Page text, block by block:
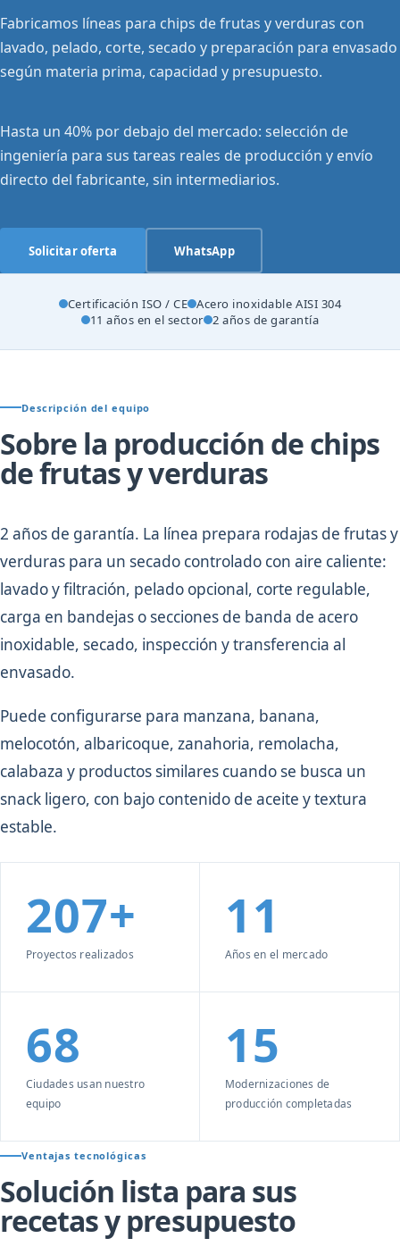
Fabricamos líneas para chips de frutas y verduras con
lavado, pelado, corte, secado y preparación para envasado
según materia prima, capacidad y presupuesto.
Hasta un 40% por debajo del mercado: selección de
ingeniería para sus tareas reales de producción y envío
directo del fabricante, sin intermediarios.
Solicitar oferta WhatsApp
Certificación ISO / CE Acero inoxidable AISI 304
11 años en el sector 2 años de garantía
Descripción del equipo
Sobre la producción de chips
de frutas y verduras
2 años de garantía. La línea prepara rodajas de frutas y
verduras para un secado controlado con aire caliente:
lavado y filtración, pelado opcional, corte regulable,
carga en bandejas o secciones de banda de acero
inoxidable, secado, inspección y transferencia al
envasado.
Puede configurarse para manzana, banana,
melocotón, albaricoque, zanahoria, remolacha,
calabaza y productos similares cuando se busca un
snack ligero, con bajo contenido de aceite y textura
estable.
207+
Proyectos realizados
11
Años en el mercado
68
Ciudades usan nuestro
equipo
15
Modernizaciones de
producción completadas
Ventajas tecnológicas
Solución lista para sus
recetas y presupuesto